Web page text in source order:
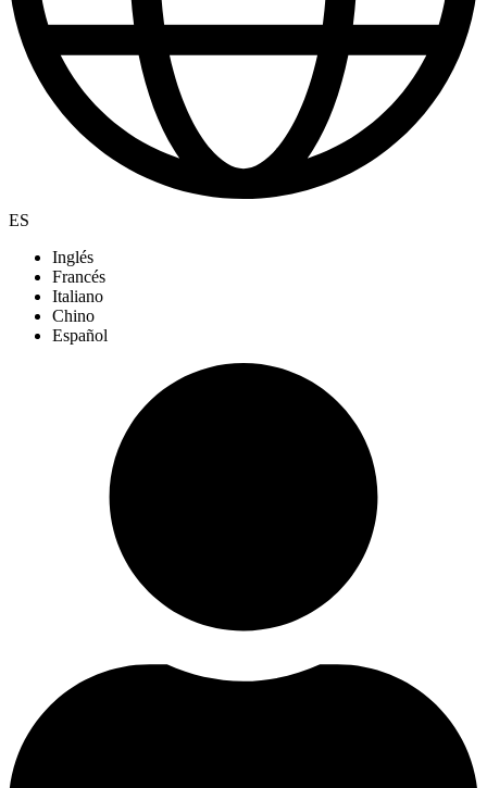
ES
Inglés
Francés
Italiano
Chino
Español